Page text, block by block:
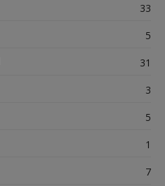
33
5
31
3
5
1
7